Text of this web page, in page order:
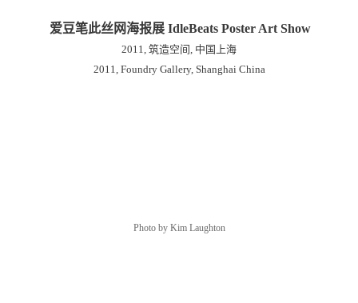
爱豆笔此丝网海报展 IdleBeats Poster Art Show
2011, 筑造空间, 中国上海
2011, Foundry Gallery, Shanghai China
Photo by Kim Laughton